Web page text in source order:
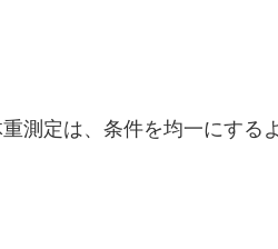
測定は、条件を均一にする